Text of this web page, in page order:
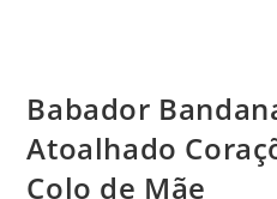
Babador
Atoalhado
Colo de Mãe